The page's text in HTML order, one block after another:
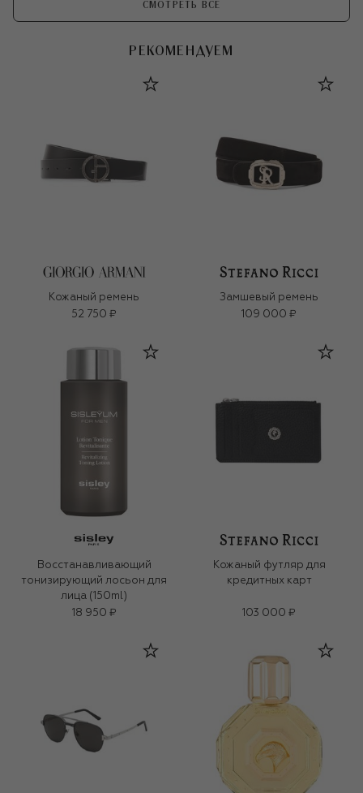
СМОТРЕТЬ ВСЕ
РЕКОМЕНДУЕМ
Кожаный ремень
52 750 ₽
Замшевый ремень
109 000 ₽
Восстанавливающий
тонизирующий лосьон для
лица (150ml)
18 950 ₽
Кожаный футляр для
кредитных карт
103 000 ₽